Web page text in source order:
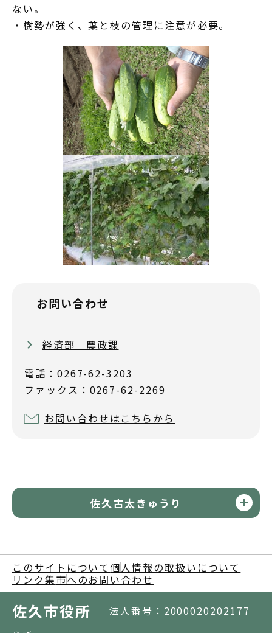
ない。
・樹勢が強く、葉と枝の管理に注意が必要。
お問い合わせ
経済部 農政課
電話：0267-62-3203
ファックス：0267-62-2269
お問い合わせはこちらから
佐久古太きゅうり
このサイトについて 個人情報の取扱いについて
リンク集市へのお問い合わせ
佐久市役所 法人番号：2000020202177